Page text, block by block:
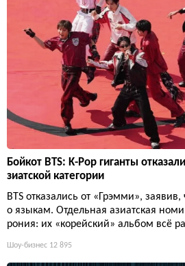
Бойкот BTS: K-Pop гиганты
зиатской категории
BTS отказались от «Грэмми»,
о языкам. Отдельная азиатская
рония: их «корейский» альбом всё
Шоу-бизнес 12 895